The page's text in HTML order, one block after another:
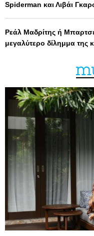
Spiderman και Λιβάι
Ρεάλ Μαδρίτης ή
μεγαλύτερο δίλημμα της